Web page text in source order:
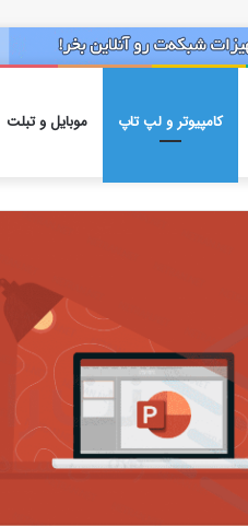
کامپیوتر و لپ تاپ موبایل و تبلت